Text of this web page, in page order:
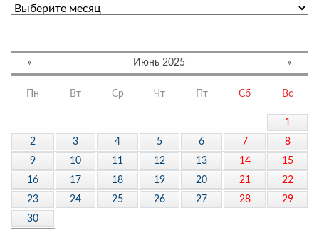
« Июнь 2025 »
Пн Вт Ср Чт Пт Сб Вс
1
2
3 4 5 6 7
8
9
10 11 12 13 14
15
16
17 18 19 20 21
22
23
24 25 26 27 28
29
30